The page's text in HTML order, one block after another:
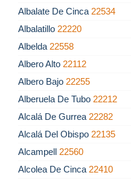
Albalate De Cinca 22534
Albalatillo 22220
Albelda 22558
Albero Alto 22112
Albero Bajo 22255
Alberuela De Tubo 22212
Alcalá De Gurrea 22282
Alcalá Del Obispo 22135
Alcampell 22560
Alcolea De Cinca 22410